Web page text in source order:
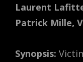
Laurent
Patrick Mille,
Synopsis: